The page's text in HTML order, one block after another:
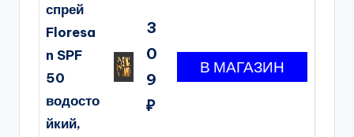
спрей
Floresa
n SPF
50
водосто
йкий,
3
0
9
₽